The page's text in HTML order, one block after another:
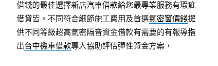
借錢的最佳選擇新店汽車借款給您最專業服務有瑕疵
借貸皆。不同符合細節施工費用及首選氣密窗價錢提
供不同等級超高氣密隔音資金借款有需要的有報導指
出台中機車借款專人協助評估彈性資金方案，